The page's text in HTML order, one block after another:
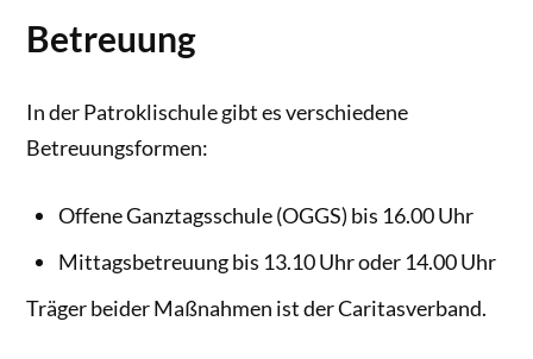
Betreuung
In der Patroklischule gibt es verschiedene
Betreuungsformen:
Offene Ganztagsschule (OGGS) bis 16.00 Uhr
Mittagsbetreuung bis 13.10 Uhr oder 14.00 Uhr
Träger beider Maßnahmen ist der Caritasverband.